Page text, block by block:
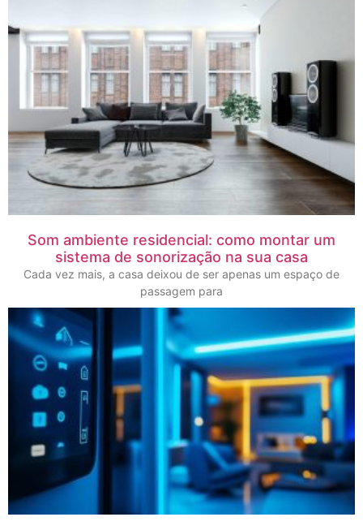
Som ambiente residencial: como montar um
sistema de sonorização na sua casa
Cada vez mais, a casa deixou de ser apenas um espaço de
passagem para